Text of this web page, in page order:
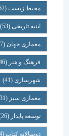
محیط زیست(62)
ابنیه تاریخی(53)
معماری جهان (47)
فرهنگ و هنر(46)
شهرسازی(41)
معماری سبز(31)
توسعه پایدار(26)
دوسالانه کتاب(24)